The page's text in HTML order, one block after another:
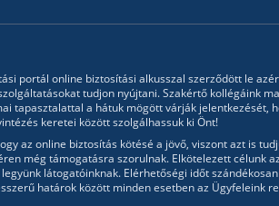
portál online biztosítási alkusszal szerződött le
tudjon nyújtani. Szakértő kollégáink
tapasztalattal a hátuk mögött várják jelentkezését,
keretei között szolgálhassuk ki Önt!
az online biztosítás kötésé a jövő, viszont azt is
még támogatásra szorulnak. Elkötelezett célunk
látogatóinknak. Elérhetőségi időt
határok között minden esetben az Ügyfeleink